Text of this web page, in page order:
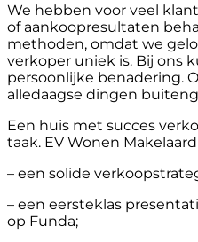
We hebben voor veel
of aankoopresultaten
methoden, omdat we
verkoper uniek is. Bij ons
persoonlijke benadering.
alledaagse dingen
Een huis met succes
taak. EV Wonen
– een solide
– een eersteklas
op Funda;